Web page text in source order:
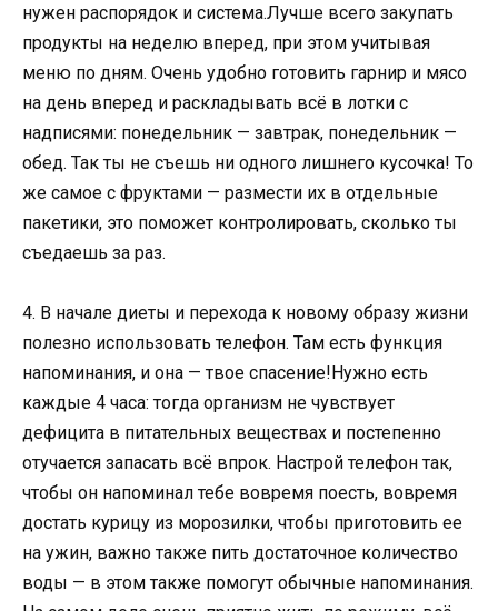
нужен распорядок и система.Лучше всего закупать
продукты на неделю вперед, при этом учитывая
меню по дням. Очень удобно готовить гарнир и мясо
на день вперед и раскладывать всё в лотки с
надписями: понедельник — завтрак, понедельник —
обед. Так ты не съешь ни одного лишнего кусочка! То
же самое с фруктами — размести их в отдельные
пакетики, это поможет контролировать, сколько ты
съедаешь за раз.
4. В начале диеты и перехода к новому образу жизни
полезно использовать телефон. Там есть функция
напоминания, и она — твое спасение!Нужно есть
каждые 4 часа: тогда организм не чувствует
дефицита в питательных веществах и постепенно
отучается запасать всё впрок. Настрой телефон так,
чтобы он напоминал тебе вовремя поесть, вовремя
достать курицу из морозилки, чтобы приготовить ее
на ужин, важно также пить достаточное количество
воды — в этом также помогут обычные напоминания.